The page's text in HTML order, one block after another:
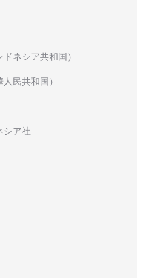
ネシア共和国）
民共和国）
シア社